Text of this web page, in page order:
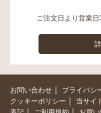
ご注文日より営業
お問い合わせ ｜ プライバシ
クッキーポリシー ｜ 当サイ